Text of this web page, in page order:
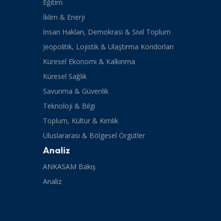
Eğitim
İklim & Enerji
İnsan Hakları, Demokrasi & Sivil Toplum
Jeopolitik, Lojistik & Ulaştırma Koridorları
Küresel Ekonomi & Kalkınma
Küresel Sağlık
Savunma & Güvenlik
Teknoloji & Bilgi
Toplum, Kültür & Kimlik
Uluslararası & Bölgesel Örgütler
Analiz
ANKASAM Bakış
Analiz